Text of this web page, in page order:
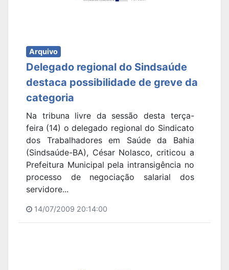
Arquivo
Delegado regional do Sindsaúde
destaca possibilidade de greve da
categoria
Na tribuna livre da sessão desta terça-
feira (14) o delegado regional do Sindicato
dos Trabalhadores em Saúde da Bahia
(Sindsaúde-BA), César Nolasco, criticou a
Prefeitura Municipal pela intransigência no
processo de negociação salarial dos
servidore...
14/07/2009 20:14:00